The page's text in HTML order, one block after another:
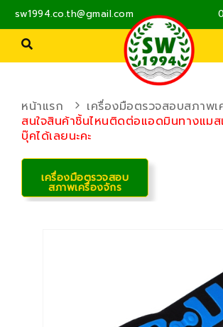
sw1994.co.th@gmail.com
PRODUCTS
ผลิตภัณฑ์ MILWAUKEE
ซีล โอริง ปะเก็น
ตลับลูกปืน
น้ำมันหล่อลื่นและจาระบี
ปั๊มน้ำ
ปั๊มลม อุปกรณ์ลม
ผลิตภัณฑ์ระบบส่งกำลัง
PRODUCTS SKF
ตลับลูกปืน ชุดตลับลูกปืน
ผลิตภัณฑ์ระบบส่งกำลัง
ผลิตภัณฑ์บำรุงรักษาตลับลูกปืน
การตรวจสอบสภาพ
ระบบการหล่อลื่น
ABOUT US
CONTACT
หน้าแรก
เครื่องมือตรวจสอบสภาพ
สนใจสินค้าชิ้นไหนติดต่อแอดมินทางแมส
บุ๊คได้เลยนะคะ
เครื่องมือตรวจสอบ
สภาพเครื่องจักร